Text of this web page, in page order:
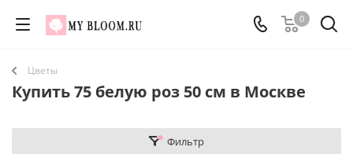
0
Цветы
Купить 75 белую роз 50 см в Москве
Фильтр